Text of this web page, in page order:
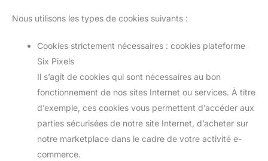
Nous utilisons les types de cookies suivants :
Cookies strictement nécessaires : cookies plateforme
Six Pixels
Il s’agit de cookies qui sont nécessaires au bon
fonctionnement de nos sites Internet ou services. À titre
d’exemple, ces cookies vous permettent d’accéder aux
parties sécurisées de notre site Internet, d’acheter sur
notre marketplace dans le cadre de votre activité e-
commerce.